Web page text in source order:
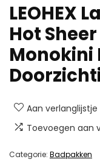
LEOHEX
Hot
Monokini
Aan
Toevoegen aan
Categorie: Badpakken